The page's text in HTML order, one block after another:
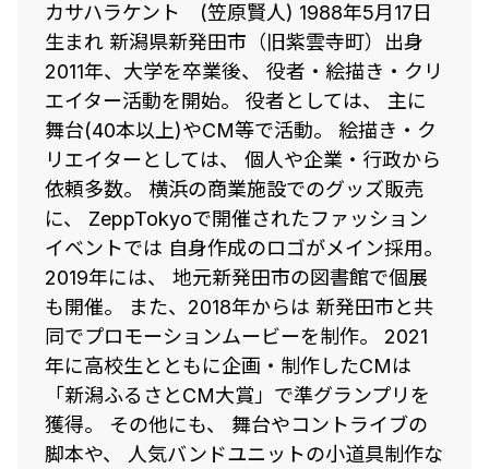
カサハラケント (笠原賢人) 1988年5月17日
生まれ 新潟県新発田市（旧紫雲寺町）出身
2011年、大学を卒業後、 役者・絵描き・クリ
エイター活動を開始。 役者としては、 主に
舞台(40本以上)やCM等で活動。 絵描き・ク
リエイターとしては、 個人や企業・行政から
依頼多数。 横浜の商業施設でのグッズ販売
に、 ZeppTokyoで開催されたファッション
イベントでは 自身作成のロゴがメイン採用。
2019年には、 地元新発田市の図書館で個展
も開催。 また、2018年からは 新発田市と共
同でプロモーションムービーを制作。 2021
年に高校生とともに企画・制作したCMは
「新潟ふるさとCM大賞」で準グランプリを
獲得。 その他にも、 舞台やコントライブの
脚本や、 人気バンドユニットの小道具制作な